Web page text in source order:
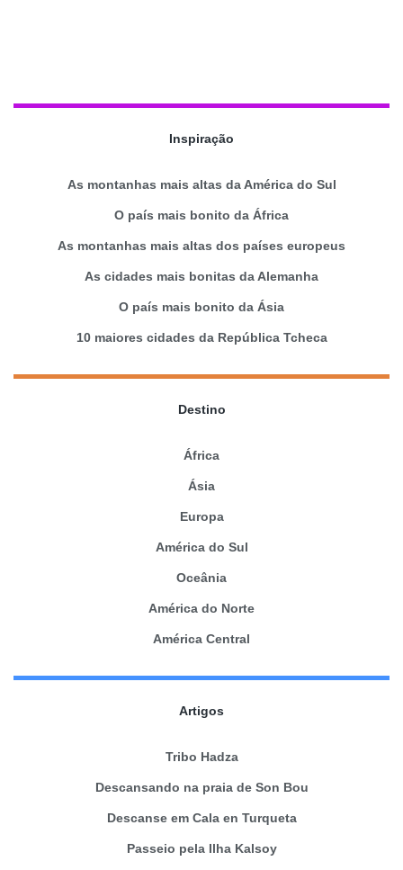
Inspiração
As montanhas mais altas da América do Sul
O país mais bonito da África
As montanhas mais altas dos países europeus
As cidades mais bonitas da Alemanha
O país mais bonito da Ásia
10 maiores cidades da República Tcheca
Destino
África
Ásia
Europa
América do Sul
Oceânia
América do Norte
América Central
Artigos
Tribo Hadza
Descansando na praia de Son Bou
Descanse em Cala en Turqueta
Passeio pela Ilha Kalsoy